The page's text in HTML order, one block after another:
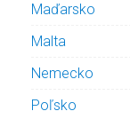
Maďarsko
Malta
Nemecko
Poľsko